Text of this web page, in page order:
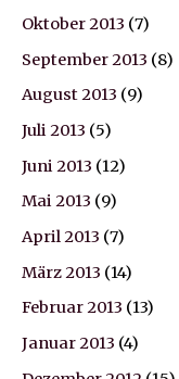
Oktober 2013 (7)
September 2013 (8)
August 2013 (9)
Juli 2013 (5)
Juni 2013 (12)
Mai 2013 (9)
April 2013 (7)
März 2013 (14)
Februar 2013 (13)
Januar 2013 (4)